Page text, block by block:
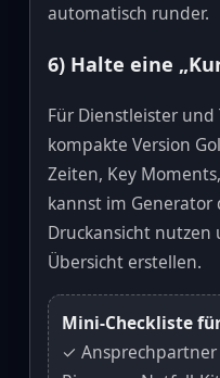
automatisch runder.
6) Halte eine
Für Dienstleister
kompakte Version
Zeiten, Key
kannst im Generator
Druckansicht nutzen
Übersicht erstellen.
Mini‑Checkliste
✓